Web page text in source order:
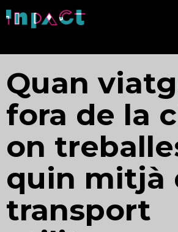
Vés
al
Quan
fora de la
on
quin mitjà
transport